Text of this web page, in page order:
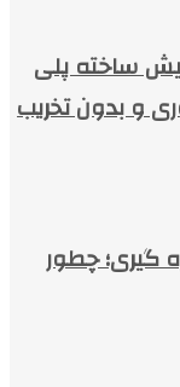
ساخته پلی
و بدون تخریب
گیری؛ چطور